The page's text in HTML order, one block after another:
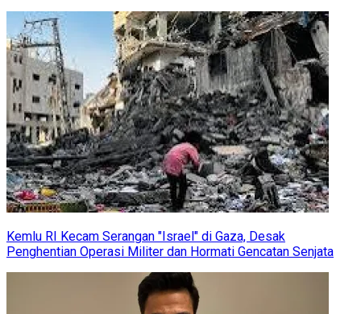
Kemlu RI Kecam Serangan "Israel" di Gaza, Desak
Penghentian Operasi Militer dan Hormati Gencatan Senjata